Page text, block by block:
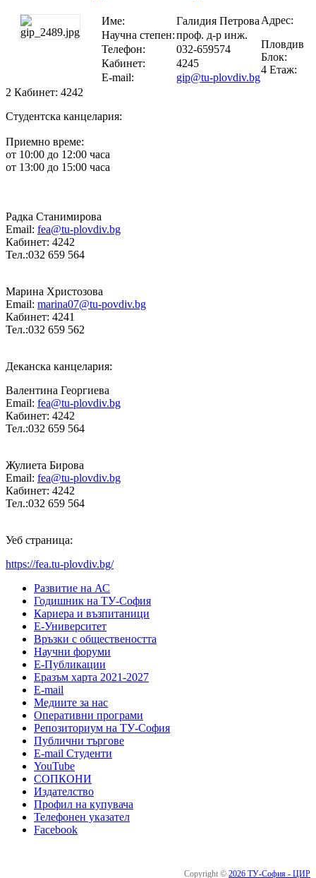
Име:
Галидия Петрова
Научна степен:проф. д-р инж.
Телефон:
032-659574
Кабинет:
4245
E-mail:
gip@tu-plovdiv.bg
Адрес:
Пловдив
Блок:
4 Етаж:
2 Кабинет: 4242
Студентска канцелария:
Приемно време:
от 10:00 до 12:00 часа
от 13:00 до 15:00 часа
Радка Станимирова
Email: fea@tu-plovdiv.bg
Кабинет: 4242
Тел.:032 659 564
Марина Христозова
Email: marina07@tu-povdiv.bg
Кабинет: 4241
Тел.:032 659 562
Деканска канцелария:
Валентина Георгиева
Email: fea@tu-plovdiv.bg
Кабинет: 4242
Тел.:032 659 564
Жулиета Бирова
Email: fea@tu-plovdiv.bg
Кабинет: 4242
Тел.:032 659 564
Уеб страница:
https://fea.tu-plovdiv.bg/
Развитие на АС
Годишник на ТУ-София
Кариера и възпитаници
Е-Университет
Връзки с обществеността
Научни форуми
Е-Публикации
Еразъм харта 2021-2027
E-mail
Медиите за нас
Оперативни програми
Репозиториум на ТУ-София
Публични търгове
Е-mail Студенти
YouTube
СОПКОНИ
Издателство
Профил на купувача
Телефонен указател
Facebook
Copyright © 2026 ТУ-София - ЦИР